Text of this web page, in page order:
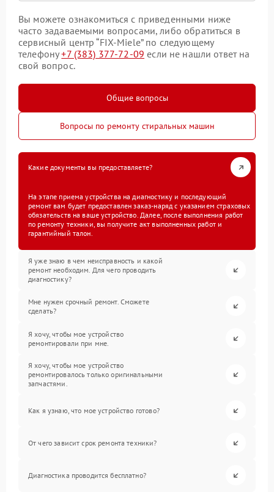
Вы можете ознакомиться с приведенными ниже
часто задаваемыми вопросами, либо обратиться в
сервисный центр “FIX-Miele” по следующему
телефону+7 (383) 377-72-09 если не нашли ответ на
свой вопрос.
Общие вопросы
Вопросы по ремонту стиральных машин
Какие документы вы предоставляете?
На этапе приема устройства на диагностику и последующий
ремонт вам будет предоставлен заказ-наряд с указанием страховых
обязательств на ваше устройство. Далее, после выполнения работ
по ремонту техники, вы получите акт выполненных работ и
гарантийный талон.
Я уже знаю в чем неисправность и какой
ремонт необходим. Для чего проводить
диагностику?
Мне нужен срочный ремонт. Сможете
сделать?
Я хочу, чтобы мое устройство
ремонтировали при мне.
Я хочу, чтобы мое устройство
ремонтировалось только оригинальными
запчастями.
Как я узнаю, что мое устройство готово?
От чего зависит срок ремонта техники?
Диагностика проводится бесплатно?